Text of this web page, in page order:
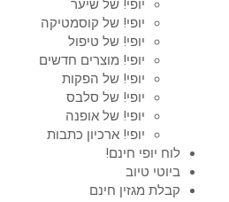
יופי! של שיער
יופי! של קוסמטיקה
יופי! של טיפול
יופי! מוצרים חדשים
יופי! של הפקות
יופי! של סלבס
יופי! של אופנה
יופי! ארכיון כתבות
לוח יופי חינם!
ביוטי טיוב
קבלת מגזין חינם